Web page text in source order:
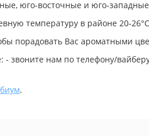
юго-восточные и юго-
температуру в районе 20-
порадовать Вас ароматными
звоните нам по телефону/
.